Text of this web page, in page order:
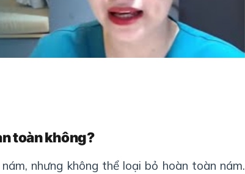
toàn không?
nhưng không thể loại bỏ hoàn toàn nám.